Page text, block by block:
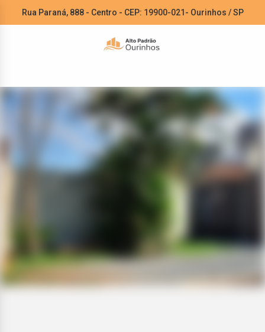
Rua Paraná, 888 - Centro - CEP: 19900-021- Ourinhos / SP